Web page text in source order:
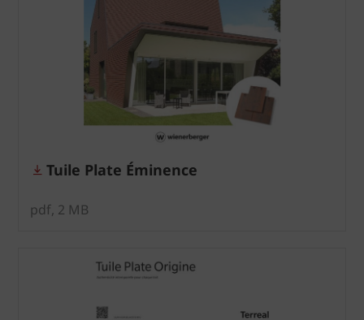
Tuile Plate Éminence
pdf, 2 MB